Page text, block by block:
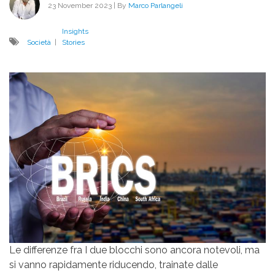
23 November 2023 | By Marco Parlangeli
Società
Insights
Stories
Le differenze fra I due blocchi sono ancora notevoli, ma
si vanno rapidamente riducendo, trainate dalle